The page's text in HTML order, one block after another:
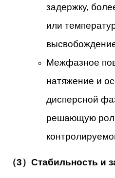
задержку,
или
Межфазное
натяжение и
дисперсной
решающую
（3）Стабильность и